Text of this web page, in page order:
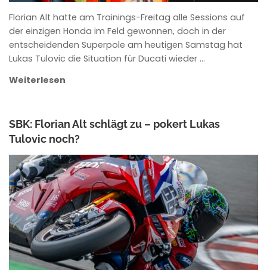
Florian Alt hatte am Trainings-Freitag alle Sessions auf
der einzigen Honda im Feld gewonnen, doch in der
entscheidenden Superpole am heutigen Samstag hat
Lukas Tulovic die Situation für Ducati wieder …
Weiterlesen
SBK: Florian Alt schlägt zu – pokert Lukas
Tulovic noch?
ANKE WIECZOREK